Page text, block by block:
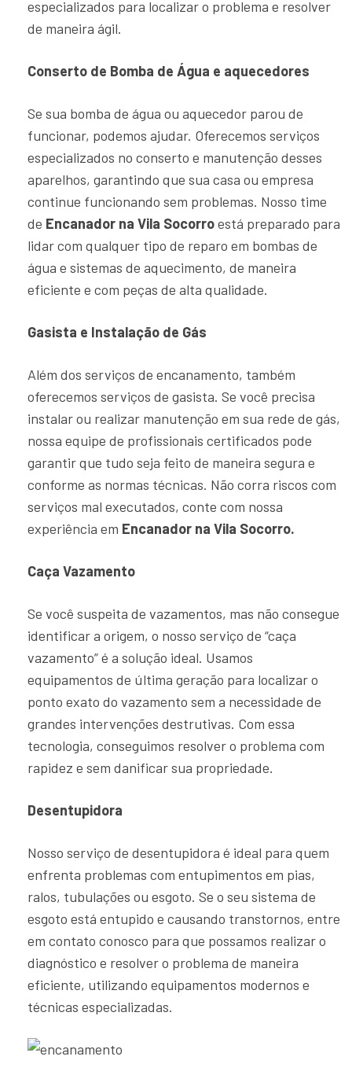
especializados para localizar o problema e resolver
de maneira ágil.
Conserto de Bomba de Água e aquecedores
Se sua bomba de água ou aquecedor parou de
funcionar, podemos ajudar. Oferecemos serviços
especializados no conserto e manutenção desses
aparelhos, garantindo que sua casa ou empresa
continue funcionando sem problemas. Nosso time
de Encanador na Vila Socorroestá preparado para
lidar com qualquer tipo de reparo em bombas de
água e sistemas de aquecimento, de maneira
eficiente e com peças de alta qualidade.
Gasista e Instalação de Gás
Além dos serviços de encanamento, também
oferecemos serviços de gasista. Se você precisa
instalar ou realizar manutenção em sua rede de gás,
nossa equipe de profissionais certificados pode
garantir que tudo seja feito de maneira segura e
conforme as normas técnicas. Não corra riscos com
serviços mal executados, conte com nossa
experiência em Encanador na Vila Socorro.
Caça Vazamento
Se você suspeita de vazamentos, mas não consegue
identificar a origem, o nosso serviço de “caça
vazamento” é a solução ideal. Usamos
equipamentos de última geração para localizar o
ponto exato do vazamento sem a necessidade de
grandes intervenções destrutivas. Com essa
tecnologia, conseguimos resolver o problema com
rapidez e sem danificar sua propriedade.
Desentupidora
Nosso serviço de desentupidora é ideal para quem
enfrenta problemas com entupimentos em pias,
ralos, tubulações ou esgoto. Se o seu sistema de
esgoto está entupido e causando transtornos, entre
em contato conosco para que possamos realizar o
diagnóstico e resolver o problema de maneira
eficiente, utilizando equipamentos modernos e
técnicas especializadas.